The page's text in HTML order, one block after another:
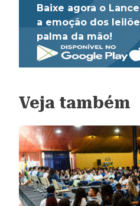
Baixe agora o
a emoção dos
palma da mão!
Veja também